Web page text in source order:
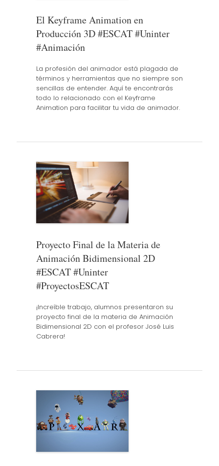
El Keyframe Animation en
Producción 3D #ESCAT #Uninter
#Animación
La profesión del animador está plagada de
términos y herramientas que no siempre son
sencillas de entender. Aquí te encontrarás
todo lo relacionado con el Keyframe
Animation para facilitar tu vida de animador.
Proyecto Final de la Materia de
Animación Bidimensional 2D
#ESCAT #Uninter
#ProyectosESCAT
¡Increíble trabajo, alumnos presentaron su
proyecto final de la materia de Animación
Bidimensional 2D con el profesor José Luis
Cabrera!